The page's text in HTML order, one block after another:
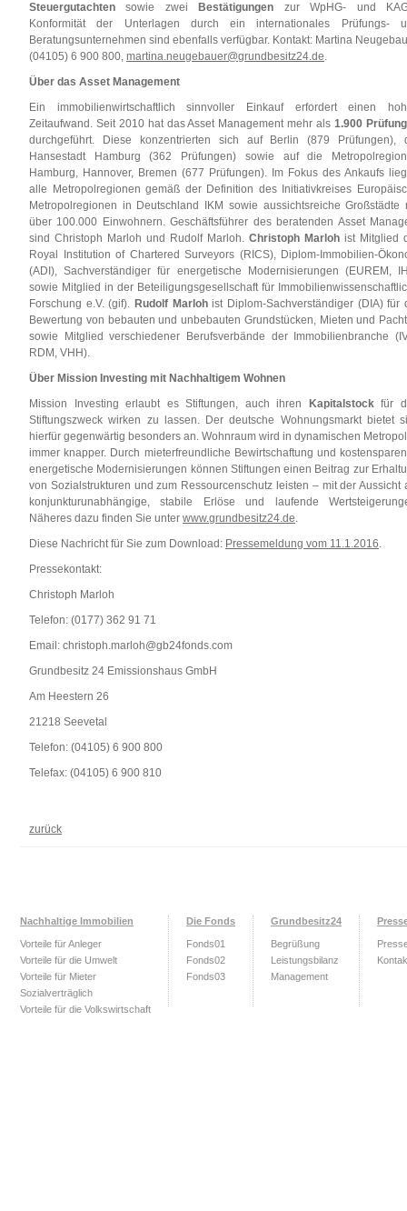
Steuergutachten sowie zwei Bestätigungen zur WpHG- und
Konformität der Unterlagen durch ein internationales Prüfungs-
Beratungsunternehmen sind ebenfalls verfügbar. Kontakt: Martina
(04105) 6 900 800, martina.neugebauer@grundbesitz24.de.
Über das Asset Management
Ein immobilienwirtschaftlich sinnvoller Einkauf erfordert einen
Zeitaufwand. Seit 2010 hat das Asset Management mehr als1.900
durchgeführt. Diese konzentrierten sich auf Berlin (879 Prüfungen),
Hansestadt Hamburg (362 Prüfungen) sowie auf die
Hamburg, Hannover, Bremen (677 Prüfungen). Im Fokus des Ankaufs
alle Metropolregionen gemäß der Definition des Initiativkreises
Metropolregionen in Deutschland IKM sowie aussichtsreiche Großstädte
über 100.000 Einwohnern. Geschäftsführer des beratenden Asset
sind Christoph Marloh und Rudolf Marloh. Christoph Marloh ist Mitglied
Royal Institution of Chartered Surveyors (RICS), Diplom-Immobilien-
(ADI), Sachverständiger für energetische Modernisierungen (EUREM,
sowie Mitglied in der Beteiligungsgesellschaft für
Forschung e.V. (gif). Rudolf Marlohist Diplom-Sachverständiger (DIA) für
Bewertung von bebauten und unbebauten Grundstücken, Mieten und
sowie Mitglied verschiedener Berufsverbände der Immobilienbranche
RDM, VHH).
Über Mission Investing mit Nachhaltigem Wohnen
Mission Investing erlaubt es Stiftungen, auch ihren
Kapitalstockfür
Stiftungszweck wirken zu lassen. Der deutsche Wohnungsmarkt bietet
hierfür gegenwärtig besonders an. Wohnraum wird in dynamischen
immer knapper. Durch mieterfreundliche Bewirtschaftung und
energetische Modernisierungen können Stiftungen einen Beitrag zur
von Sozialstrukturen und zum Ressourcenschutz leisten – mit der Aussicht
konjunkturunabhängige, stabile Erlöse und laufende
Näheres dazu finden Sie unter www.grundbesitz24.de.
Diese Nachricht für Sie zum Download: Pressemeldung vom 11.1.2016.
Pressekontakt:
Christoph Marloh
Telefon: (0177) 362 91 71
Email: christoph.marloh@gb24fonds.com
Grundbesitz 24 Emissionshaus GmbH
Am Heestern 26
21218 Seevetal
Telefon: (04105) 6 900 800
Telefax: (04105) 6 900 810
zurück
Nachhaltige Immobilien
Vorteile für Anleger
Vorteile für die Umwelt
Vorteile für Mieter
Sozialverträglich
Vorteile für die Volkswirtschaft
Die Fonds
Fonds01
Fonds02
Fonds03
Grundbesitz24
Begrüßung
Leistungsbilanz
Management